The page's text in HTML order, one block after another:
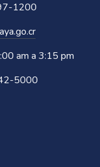
1200
am a 3:15 pm
5000